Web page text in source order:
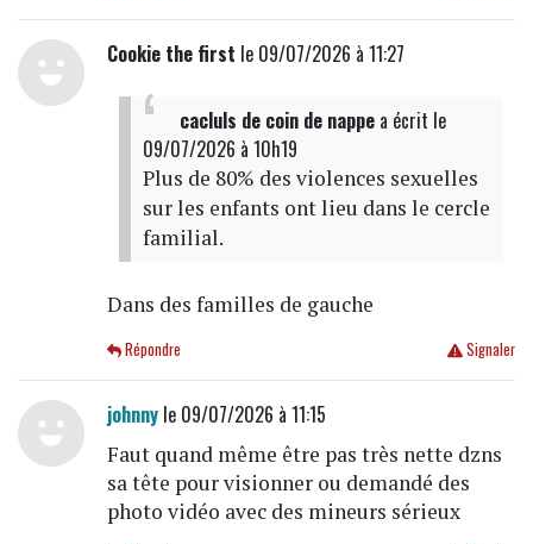
Cookie the first le 09/07/2026 à 11:27
cacluls de coin de nappea écrit le
09/07/2026 à 10h19
Plus de 80% des violences sexuelles
sur les enfants ont lieu dans le cercle
familial.
Dans des familles de gauche
Signaler
Répondre
johnnyle 09/07/2026 à 11:15
Faut quand même être pas très nette dzns
sa tête pour visionner ou demandé des
photo vidéo avec des mineurs sérieux